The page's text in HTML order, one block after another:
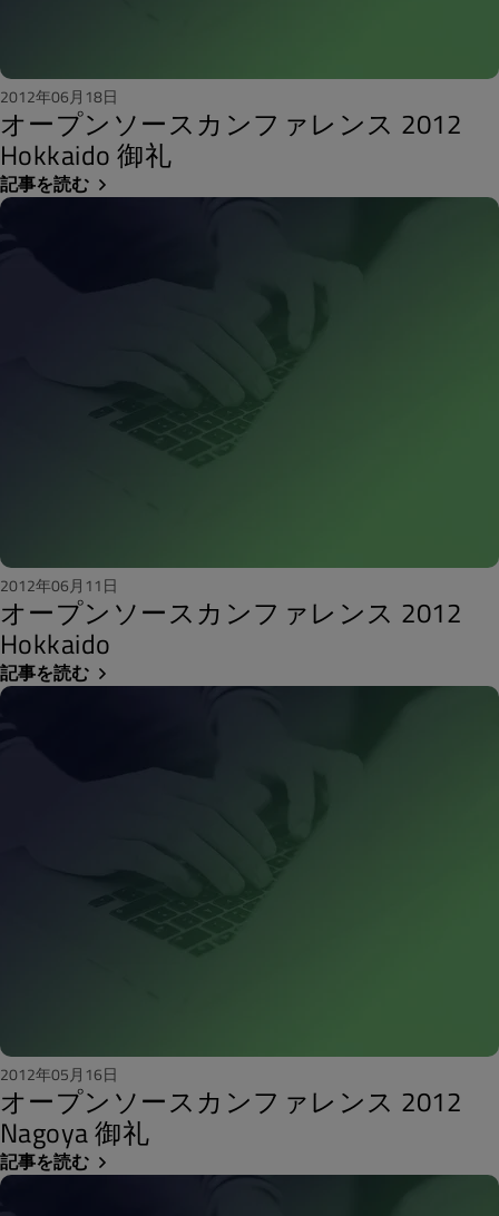
2012年06月18日
オープンソースカンファレンス 2012
Hokkaido 御礼
記事を読む
2012年06月11日
オープンソースカンファレンス 2012
Hokkaido
記事を読む
2012年05月16日
オープンソースカンファレンス 2012
Nagoya 御礼
記事を読む